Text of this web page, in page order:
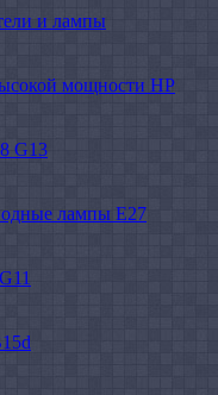
и лампы
мощности HP
G13
лампы E27